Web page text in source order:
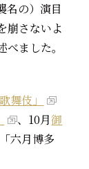
名の）演目
崩さないよ
ました。
舞伎」
、10月御
六月博多